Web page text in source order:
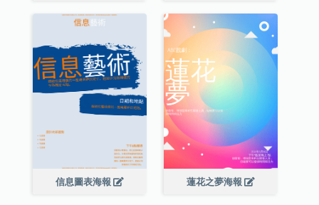
信息圖表海報 蓮花之夢海報